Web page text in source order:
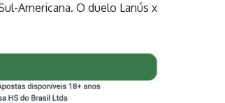
Americana. O duelo Lanús x